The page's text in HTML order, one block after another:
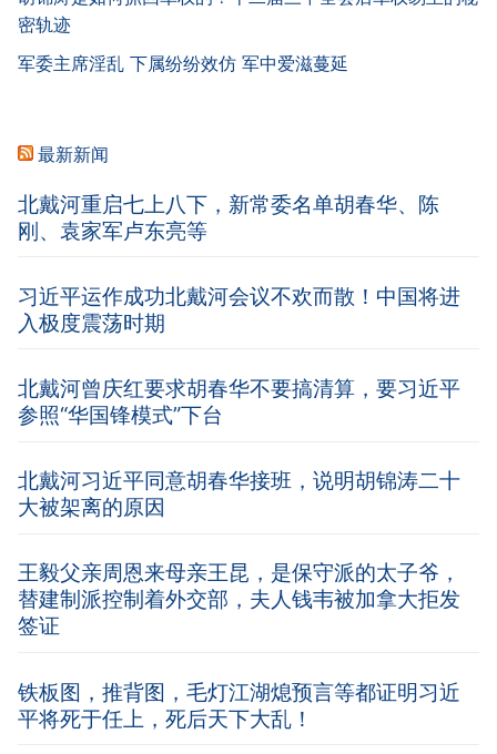
密轨迹
军委主席淫乱 下属纷纷效仿 军中爱滋蔓延
最新新闻
北戴河重启七上八下，新常委名单胡春华、陈
刚、袁家军卢东亮等
习近平运作成功北戴河会议不欢而散！中国将进
入极度震荡时期
北戴河曾庆红要求胡春华不要搞清算，要习近平
参照“华国锋模式”下台
北戴河习近平同意胡春华接班，说明胡锦涛二十
大被架离的原因
王毅父亲周恩来母亲王昆，是保守派的太子爷，
替建制派控制着外交部，夫人钱韦被加拿大拒发
签证
铁板图，推背图，毛灯江湖熄预言等都证明习近
平将死于任上，死后天下大乱！